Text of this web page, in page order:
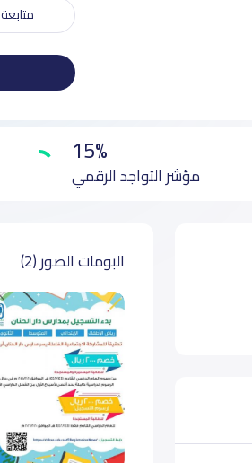
متابعة
15%
مؤشر التواجد الرقمي
البومات الصور (2)